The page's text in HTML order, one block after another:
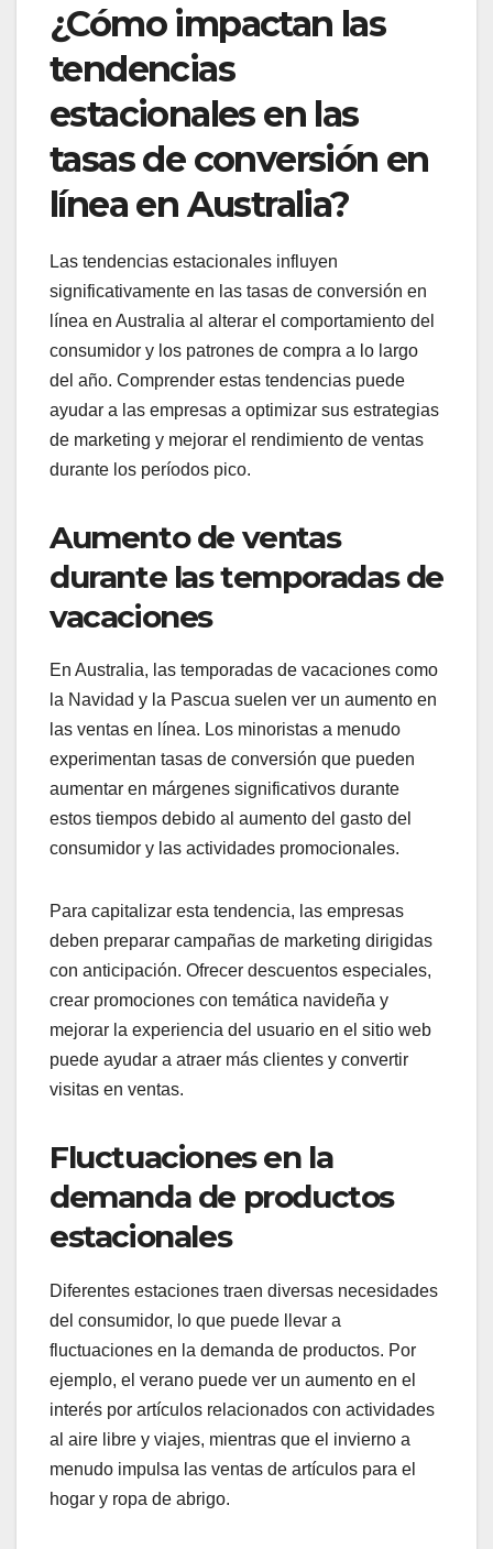
¿Cómo impactan las
tendencias
estacionales en las
tasas de conversión en
línea en Australia?
Las tendencias estacionales influyen
significativamente en las tasas de conversión en
línea en Australia al alterar el comportamiento del
consumidor y los patrones de compra a lo largo
del año. Comprender estas tendencias puede
ayudar a las empresas a optimizar sus estrategias
de marketing y mejorar el rendimiento de ventas
durante los períodos pico.
Aumento de ventas
durante las temporadas de
vacaciones
En Australia, las temporadas de vacaciones como
la Navidad y la Pascua suelen ver un aumento en
las ventas en línea. Los minoristas a menudo
experimentan tasas de conversión que pueden
aumentar en márgenes significativos durante
estos tiempos debido al aumento del gasto del
consumidor y las actividades promocionales.
Para capitalizar esta tendencia, las empresas
deben preparar campañas de marketing dirigidas
con anticipación. Ofrecer descuentos especiales,
crear promociones con temática navideña y
mejorar la experiencia del usuario en el sitio web
puede ayudar a atraer más clientes y convertir
visitas en ventas.
Fluctuaciones en la
demanda de productos
estacionales
Diferentes estaciones traen diversas necesidades
del consumidor, lo que puede llevar a
fluctuaciones en la demanda de productos. Por
ejemplo, el verano puede ver un aumento en el
interés por artículos relacionados con actividades
al aire libre y viajes, mientras que el invierno a
menudo impulsa las ventas de artículos para el
hogar y ropa de abrigo.